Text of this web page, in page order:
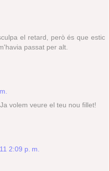
el retard, però és que estic
passat per alt.
volem veure el teu nou fillet!
2:09 p. m.